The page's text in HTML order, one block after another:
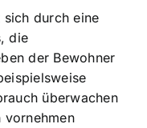
sich durch eine
die
der Bewohner
überwachen
vornehmen